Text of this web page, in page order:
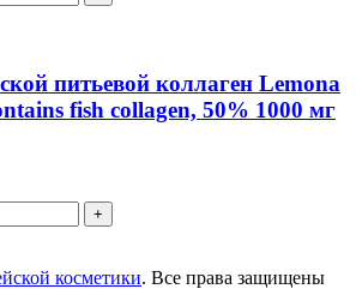
питьевой коллаген Lemona
fish collagen, 50% 1000 мг
косметики. Все права защищены